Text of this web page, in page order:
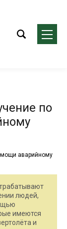
по
людей,
имеются
и